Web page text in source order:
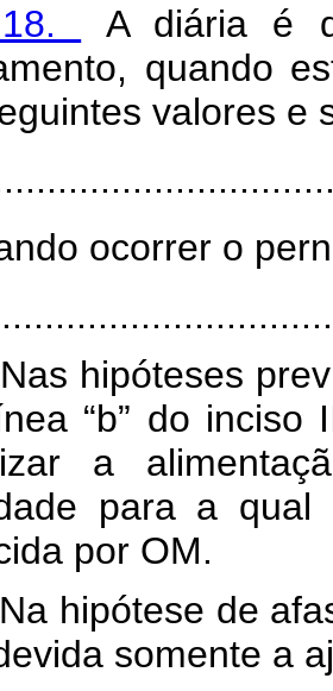
A diária é
quando
valores e
ocorrer o
Nas hipóteses
“b” do inciso
a
para a
por OM.
hipótese de
somente a